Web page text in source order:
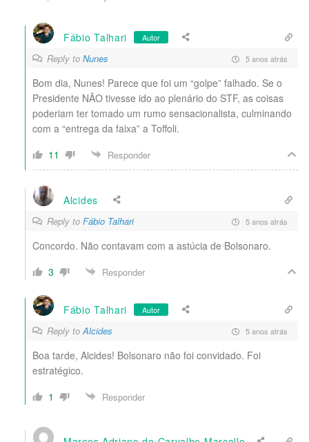
Fábio Talhari Autor
Reply to Nunes 5 anos atrás
Bom dia, Nunes! Parece que foi um “golpe” falhado. Se o
Presidente NÃO tivesse ido ao plenário do STF, as coisas
poderiam ter tomado um rumo sensacionalista, culminando
com a “entrega da faixa” a Toffoli.
11
Responder
Alcides
Reply to Fábio Talhari 5 anos atrás
Concordo. Não contavam com a astúcia de Bolsonaro.
3
Responder
Fábio Talhari Autor
Reply toAlcides 5 anos atrás
Boa tarde, Alcides! Bolsonaro não foi convidado. Foi
estratégico.
1
Responder